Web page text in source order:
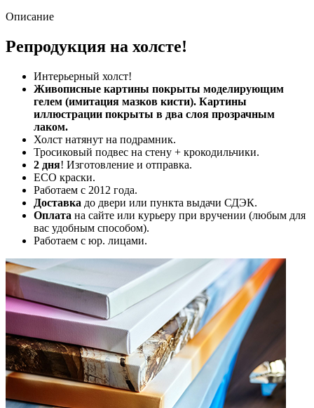
Описание
Репродукция на холсте!
Интерьерный холст!
Живописные картины покрыты моделирующим
гелем (имитация мазков кисти). Картины
иллюстрации покрыты в два слоя прозрачным
лаком.
Холст натянут на подрамник.
Тросиковый подвес на стену + крокодильчики.
2 дня! Изготовление и отправка.
ECO краски.
Работаем с 2012 года.
Доставка до двери или пункта выдачи СДЭК.
Оплата на сайте или курьеру при вручении (любым для
вас удобным способом).
Работаем с юр. лицами.